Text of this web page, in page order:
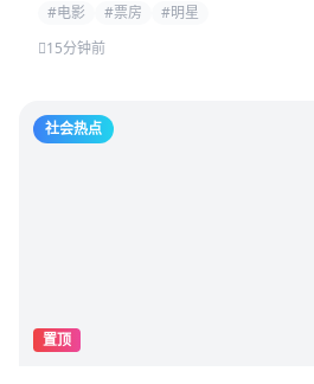
#电影
#票房
#明星
15分钟前
社会热点
置顶